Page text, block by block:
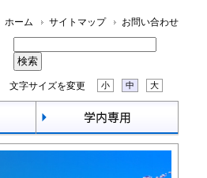
お問い合わせ
サイトマップ
ホーム
大
中
小
文字サイズを変更